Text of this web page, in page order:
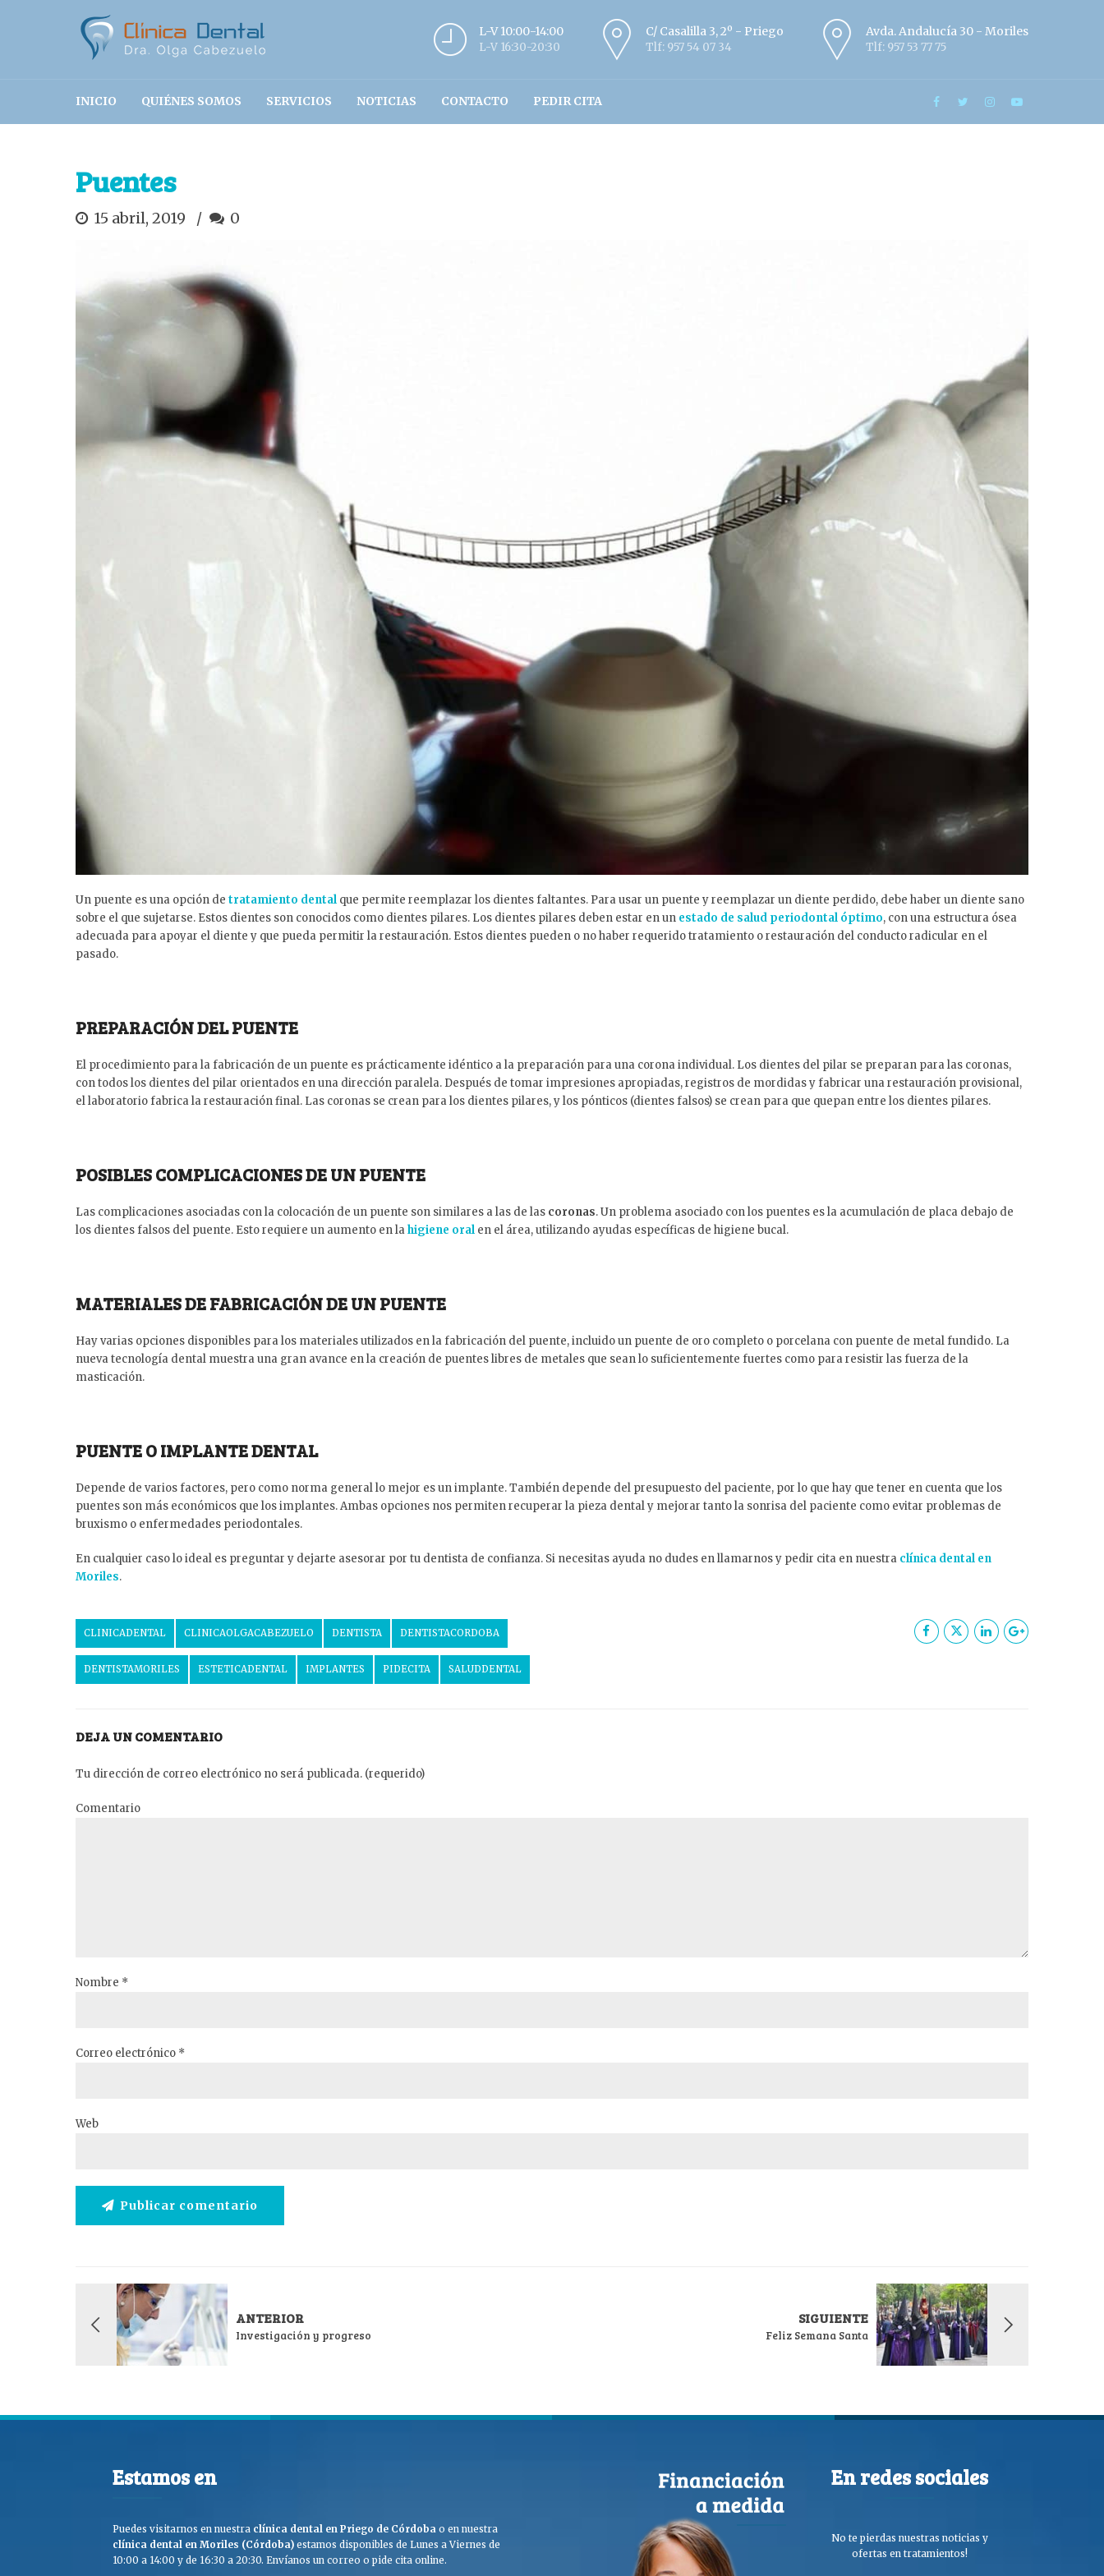
L-V 10:00-14:00
L-V 16:30-20:30
C/ Casalilla 3, 2º - Priego
Tlf: 957 54 07 34
Avda. Andalucía 30 - Moriles
Tlf: 957 53 77 75
INICIO QUIÉNES SOMOS SERVICIOS NOTICIAS CONTACTO PEDIR CITA
Puentes
15 abril, 2019 0
Un puente es una opción de tratamiento dental que permite reemplazar los dientes faltantes. Para usar un puente y reemplazar un diente perdido, debe haber un diente sano
sobre el que sujetarse. Estos dientes son conocidos como dientes pilares. Los dientes pilares deben estar en un estado de salud periodontal óptimo, con una estructura ósea
adecuada para apoyar el diente y que pueda permitir la restauración. Estos dientes pueden o no haber requerido tratamiento o restauración del conducto radicular en el
pasado.
PREPARACIÓN DEL PUENTE
El procedimiento para la fabricación de un puente es prácticamente idéntico a la preparación para una corona individual. Los dientes del pilar se preparan para las coronas,
con todos los dientes del pilar orientados en una dirección paralela. Después de tomar impresiones apropiadas, registros de mordidas y fabricar una restauración provisional,
el laboratorio fabrica la restauración final. Las coronas se crean para los dientes pilares, y los pónticos (dientes falsos) se crean para que quepan entre los dientes pilares.
POSIBLES COMPLICACIONES DE UN PUENTE
Las complicaciones asociadas con la colocación de un puente son similares a las de las coronas. Un problema asociado con los puentes es la acumulación de placa debajo de
los dientes falsos del puente. Esto requiere un aumento en lahigiene oral en el área, utilizando ayudas específicas de higiene bucal.
MATERIALES DE FABRICACIÓN DE UN PUENTE
Hay varias opciones disponibles para los materiales utilizados en la fabricación del puente, incluido un puente de oro completo o porcelana con puente de metal fundido. La
nueva tecnología dental muestra una gran avance en la creación de puentes libres de metales que sean lo suficientemente fuertes como para resistir las fuerza de la
masticación.
PUENTE O IMPLANTE DENTAL
Depende de varios factores, pero como norma general lo mejor es un implante. También depende del presupuesto del paciente, por lo que hay que tener en cuenta que los
puentes son más económicos que los implantes. Ambas opciones nos permiten recuperar la pieza dental y mejorar tanto la sonrisa del paciente como evitar problemas de
bruxismo o enfermedades periodontales.
En cualquier caso lo ideal es preguntar y dejarte asesorar por tu dentista de confianza. Si necesitas ayuda no dudes en llamarnos y pedir cita en nuestra clínica dental en
Moriles.
CLINICADENTAL CLINICAOLGACABEZUELO DENTISTA DENTISTACORDOBA
DENTISTAMORILES ESTETICADENTAL IMPLANTES PIDECITA SALUDDENTAL
DEJA UN COMENTARIO
Tu dirección de correo electrónico no será publicada. (requerido)
Comentario
Nombre *
Correo electrónico *
Web
Publicar comentario
ANTERIOR
Investigación y progreso
SIGUIENTE
Feliz Semana Santa
Estamos en
Puedes visitarnos en nuestra clínica dental en Priego de Córdoba o en nuestra
clínica dental en Moriles (Córdoba) estamos disponibles de Lunes a Viernes de
10:00 a 14:00 y de 16:30 a 20:30. Envíanos un correo o pide cita online.
En redes sociales
No te pierdas nuestras noticias y
ofertas en tratamientos!